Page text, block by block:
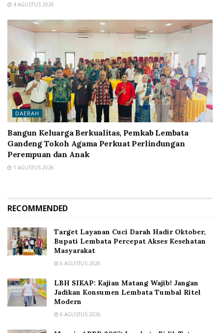
4 AGUSTUS 2026
DAERAH
Bangun Keluarga Berkualitas, Pemkab Lembata
Gandeng Tokoh Agama Perkuat Perlindungan
Perempuan dan Anak
1 AGUSTUS 2026
RECOMMENDED
Target Layanan Cuci Darah Hadir Oktober,
Bupati Lembata Percepat Akses Kesehatan
Masyarakat
6 AGUSTUS 2026
LBH SIKAP: Kajian Matang Wajib! Jangan
Jadikan Konsumen Lembata Tumbal Ritel
Modern
6 AGUSTUS 2026